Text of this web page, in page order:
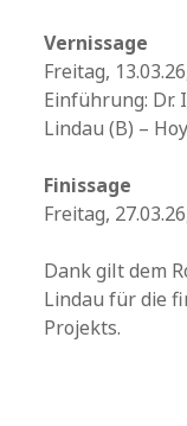
Vernissage
Freitag,
Einführung: Dr.
Lindau (B) –
Finissage
Freitag,
Dank gilt dem
Lindau für die
Projekts.